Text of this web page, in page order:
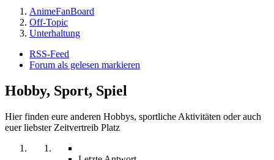
AnimeFanBoard
Off-Topic
Unterhaltung
RSS-Feed
Forum als gelesen markieren
Hobby, Sport, Spiel
Hier finden eure anderen Hobbys, sportliche Aktivitäten oder auch
euer liebster Zeitvertreib Platz